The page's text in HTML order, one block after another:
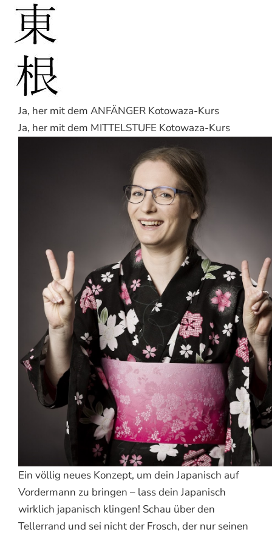
Ja, her mit dem ANFÄNGER Kotowaza-Kurs
Ja, her mit dem MITTELSTUFE Kotowaza-Kurs
Ein völlig neues Konzept, um dein Japanisch auf
Vordermann zu bringen – lass dein Japanisch
wirklich japanisch klingen! Schau über den
Tellerrand und sei nicht der Frosch, der nur seinen